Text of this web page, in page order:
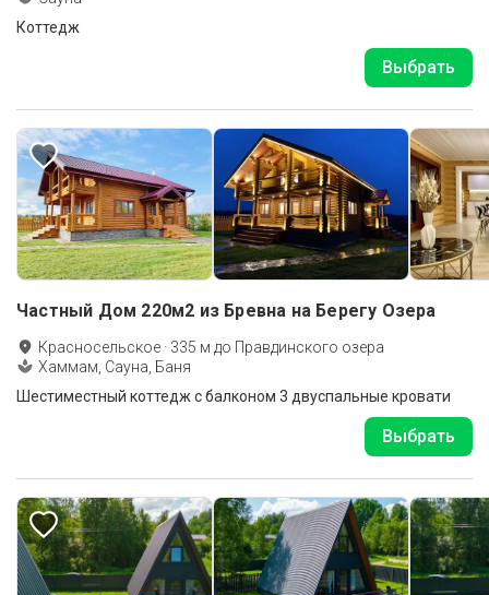
Коттедж
Выбрать
Частный Дом 220м2 из Бревна на Берегу Озера
Красносельское · 335 м до Правдинского озера
Хаммам, Сауна, Баня
Шестиместный коттедж с балконом 3 двуспальные кровати
Выбрать